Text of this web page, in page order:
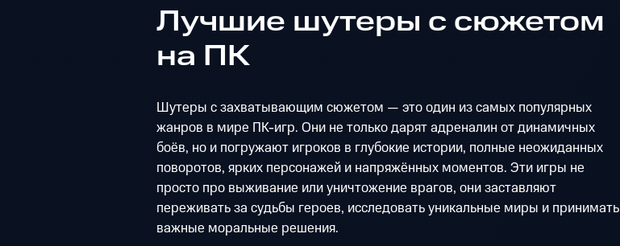
Лучшие шутеры с сюжетом
на ПК
Шутеры с захватывающим сюжетом — это один из самых популярных
жанров в мире ПК-игр. Они не только дарят адреналин от динамичных
боёв, но и погружают игроков в глубокие истории, полные неожиданных
поворотов, ярких персонажей и напряжённых моментов. Эти игры не
просто про выживание или уничтожение врагов, они заставляют
переживать за судьбы героев, исследовать уникальные миры и принимать
важные моральные решения.